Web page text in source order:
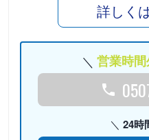
詳しく
営業時
24時